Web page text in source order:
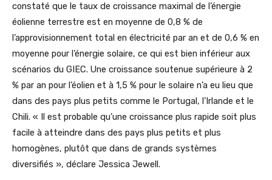
constaté que le taux de croissance maximal de l’énergie
éolienne terrestre est en moyenne de 0,8 % de
l’approvisionnement total en électricité par an et de 0,6 % en
moyenne pour l’énergie solaire, ce qui est bien inférieur aux
scénarios du GIEC. Une croissance soutenue supérieure à 2
% par an pour l’éolien et à 1,5 % pour le solaire n’a eu lieu que
dans des pays plus petits comme le Portugal, l’Irlande et le
Chili. « Il est probable qu’une croissance plus rapide soit plus
facile à atteindre dans des pays plus petits et plus
homogènes, plutôt que dans de grands systèmes
diversifiés », déclare Jessica Jewell.